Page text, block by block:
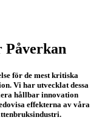
Påverkan
för de mest kritiska
Vi har utvecklat dessa
hållbar innovation
effekterna av våra